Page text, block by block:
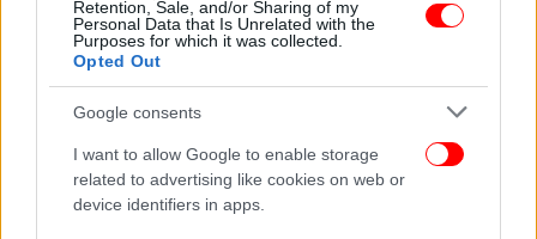
Retention, Sale, and/or Sharing of my
Personal Data that Is Unrelated with the
Purposes for which it was collected.
Opted Out
Google consents
I want to allow Google to enable storage
related to advertising like cookies on web or
device identifiers in apps.
Μπορώ να αποκλείσω συγκεκριμένες
ιστοσελίδες ή περιεχόμενο;
Ναι, με τον γονικό έλεγχο μπορείτε να φιλτράρετε
και να αποκλείσετε την πρόσβαση σε ιστοσελίδες ή
περιεχόμενο που δεν είναι κατάλληλο για την